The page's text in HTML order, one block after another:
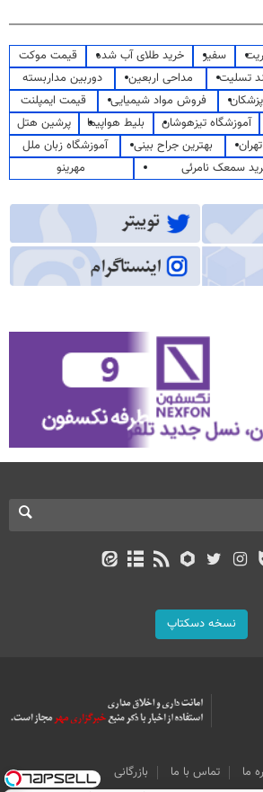
سفیر خرید طلای آب شده
قیمت موکت
تسلیت مداحی اربعین
دوربین مداربسته
فروش مواد شیمیایی
قیمت ایمپلنت
آموزشگاه تیزهوشان بلیط هواپیما
پرشین هتل
بهترین جراح بینی
آموزشگاه زبان ملل
سمعک نامرئی
مهرینو
نسخه دسکتاپ
ما تماس با ما
بازرگانی